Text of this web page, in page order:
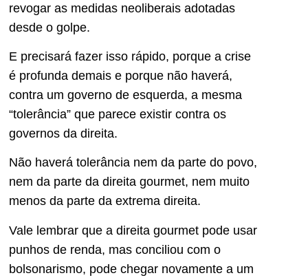
revogar as medidas neoliberais adotadas
desde o golpe.
E precisará fazer isso rápido, porque a crise
é profunda demais e porque não haverá,
contra um governo de esquerda, a mesma
“tolerância” que parece existir contra os
governos da direita.
Não haverá tolerância nem da parte do povo,
nem da parte da direita gourmet, nem muito
menos da parte da extrema direita.
Vale lembrar que a direita gourmet pode usar
punhos de renda, mas conciliou com o
bolsonarismo, pode chegar novamente a um